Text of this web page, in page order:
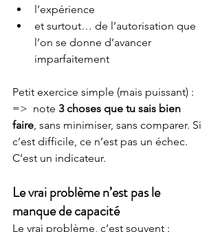
l’expérience
et surtout… de l’autorisation que
l’on se donne d’avancer
imparfaitement
Petit exercice simple (mais puissant) :
=>  note 3 choses que tu sais bien
faire , sans minimiser, sans comparer. Si
c’est difficile, ce n’est pas un échec.
C’est un indicateur.
Le vrai problème n’est pas le
manque de capacité
Le vrai problème, c’est souvent :